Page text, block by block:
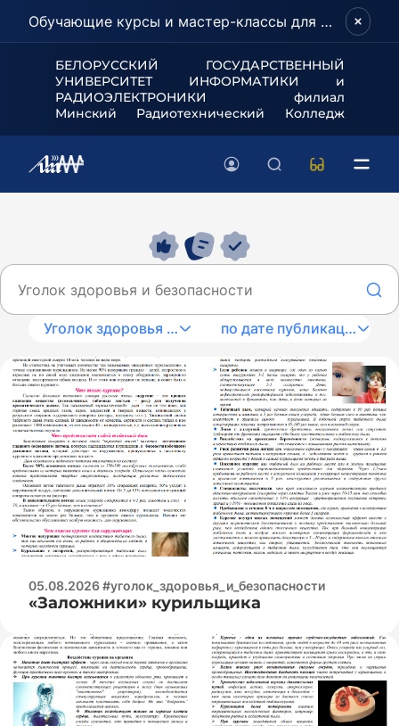
Обучающие курсы и мастер-классы для школьников и абитуриентов!
БЕЛОРУССКИЙ ГОСУДАРСТВЕННЫЙ
УНИВЕРСИТЕТ ИНФОРМАТИКИ и
РАДИОЭЛЕКТРОНИКИ филиал
Минский Радиотехнический Колледж
Уголок здоровья и безопасностипо дате публикации
05.08.2026 #уголок_здоровья_и_безопасности
«Заложники» курильщика